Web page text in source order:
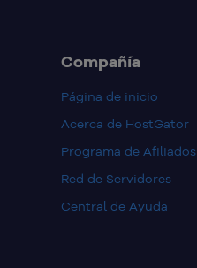
Compañía
Página de inicio
Acerca de HostGator
Programa de Afiliados
Red de Servidores
Central de Ayuda